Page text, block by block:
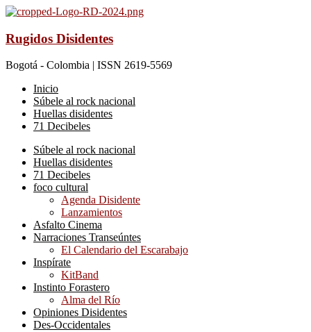
Rugidos Disidentes
Bogotá - Colombia | ISSN 2619-5569
Inicio
Súbele al rock nacional
Huellas disidentes
71 Decibeles
Súbele al rock nacional
Huellas disidentes
71 Decibeles
foco cultural
Agenda Disidente
Lanzamientos
Asfalto Cinema
Narraciones Transeúntes
El Calendario del Escarabajo
Inspírate
KitBand
Instinto Forastero
Alma del Río
Opiniones Disidentes
Des-Occidentales